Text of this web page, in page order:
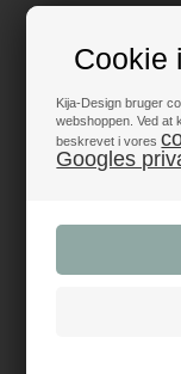
Cookie
Kija-Design bruger
webshoppen. Ved at
beskrevet i vores
Googles
Dansk
- med hurtig
Med en gaveæske
endnu smukkere, du
dem til at føle sig
bruges til godter, en
kan skiftes ud med en